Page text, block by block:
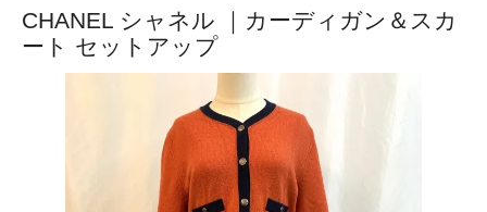
CHANEL シャネル ｜カーディガン＆スカ
ート セットアップ